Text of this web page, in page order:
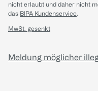
nicht erlaubt und daher nicht
das BIPA Kundenservice.
MwSt. gesenkt
Meldung möglicher